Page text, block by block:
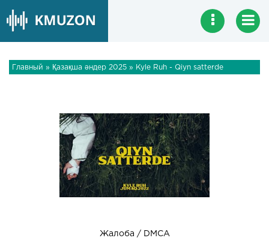
Главный » Қазақша әндер 2025 » Kyle Ruh - Qiyn satterde
Жалоба / DMCA